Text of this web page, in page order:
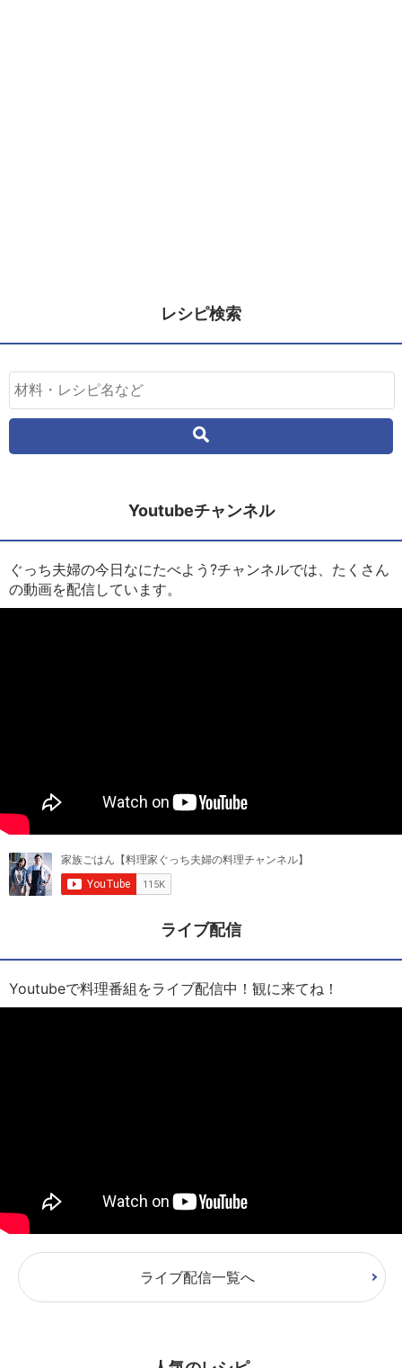
レシピ検索
Youtubeチャンネル
ぐっち夫婦の今日なにたべよう?チャンネルでは、たくさん
の動画を配信しています。
ライブ配信
Youtubeで料理番組をライブ配信中！観に来てね！
ライブ配信一覧へ